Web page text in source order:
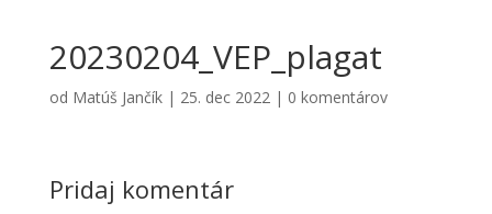
20230204_VEP_plagat
od Matúš Jančík| 25. dec 2022| 0 komentárov
Pridaj komentár